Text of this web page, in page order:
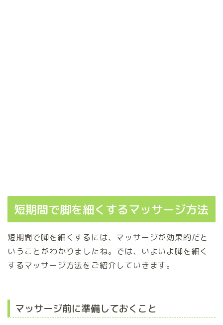
短期間で脚を細くするマッサージ方法
短期間で脚を細くするには、マッサージが効果的だと
いうことがわかりましたね。では、いよいよ脚を細く
するマッサージ方法をご紹介していきます。
マッサージ前に準備しておくこと